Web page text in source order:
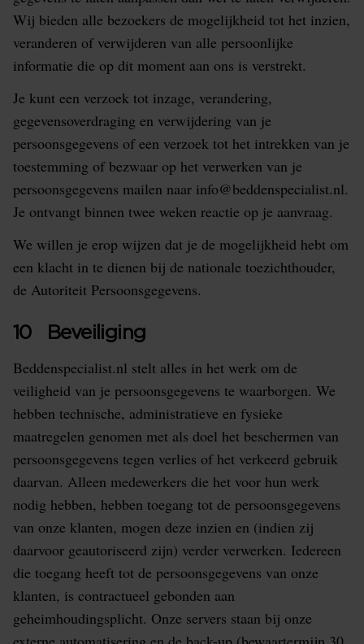
Wij bieden alle bezoekers de mogelijkheid tot het inzien,
veranderen of verwijderen van alle persoonlijke
informatie die op dit moment aan ons is verstrekt.
Je kunt een verzoek tot inzage, verandering,
gegevensoverdraging en verwijdering van je
persoonsgegevens of een verzoek tot het intrekken van je
toestemming of bezwaar op het verwerken van je
persoonsgegevens mailen naar info@beddenspecialist.nl.
Je ontvangt binnen twee weken reactie op je aanvraag.
We willen je erop wijzen dat je de mogelijkheid hebt om
een klacht in te dienen bij de nationale toezichthouder,
de Autoriteit Persoonsgegevens.
10 Beveiliging
Beddenspecialist.nl stelt alles in het werk om de
veiligheid van je persoonsgegevens te waarborgen. We
hebben technische, administratieve en fysieke
maatregelen genomen met als doel het beschermen van
persoonsgegevens tegen verlies of het verkeerd gebruik
daarvan. Alleen medewerkers die het voor hun werk
nodig hebben, hebben toegang tot de persoonsgegevens
van onze klanten, mogen deze inzien en (indien zij
daarvoor geautoriseerd zijn) verder verwerken. Iedereen
die toegang heeft tot de persoonsgegevens van onze
klanten, is contractueel gebonden aan
geheimhoudingsplicht. Onze servers staan bij onze